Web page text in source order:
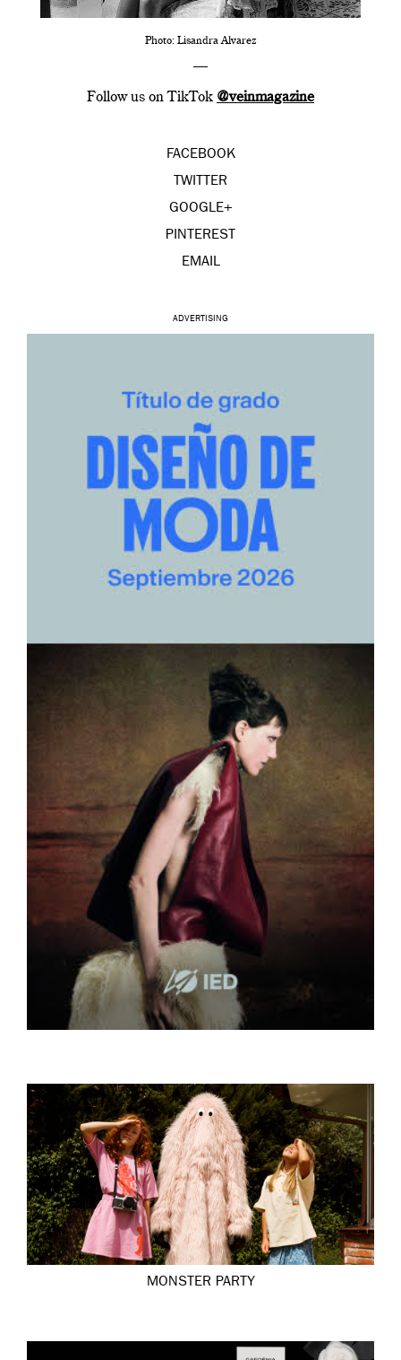
Photo: Lisandra Alvarez
—
Follow us on TikTok @veinmagazine
FACEBOOK
TWITTER
GOOGLE+
PINTEREST
EMAIL
ADVERTISING
MONSTER PARTY